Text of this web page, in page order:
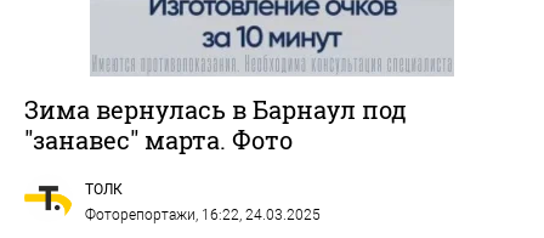
Зима вернулась в Барнаул под
"занавес" марта. Фото
ТОЛК
Фоторепортажи, 16:22, 24.03.2025